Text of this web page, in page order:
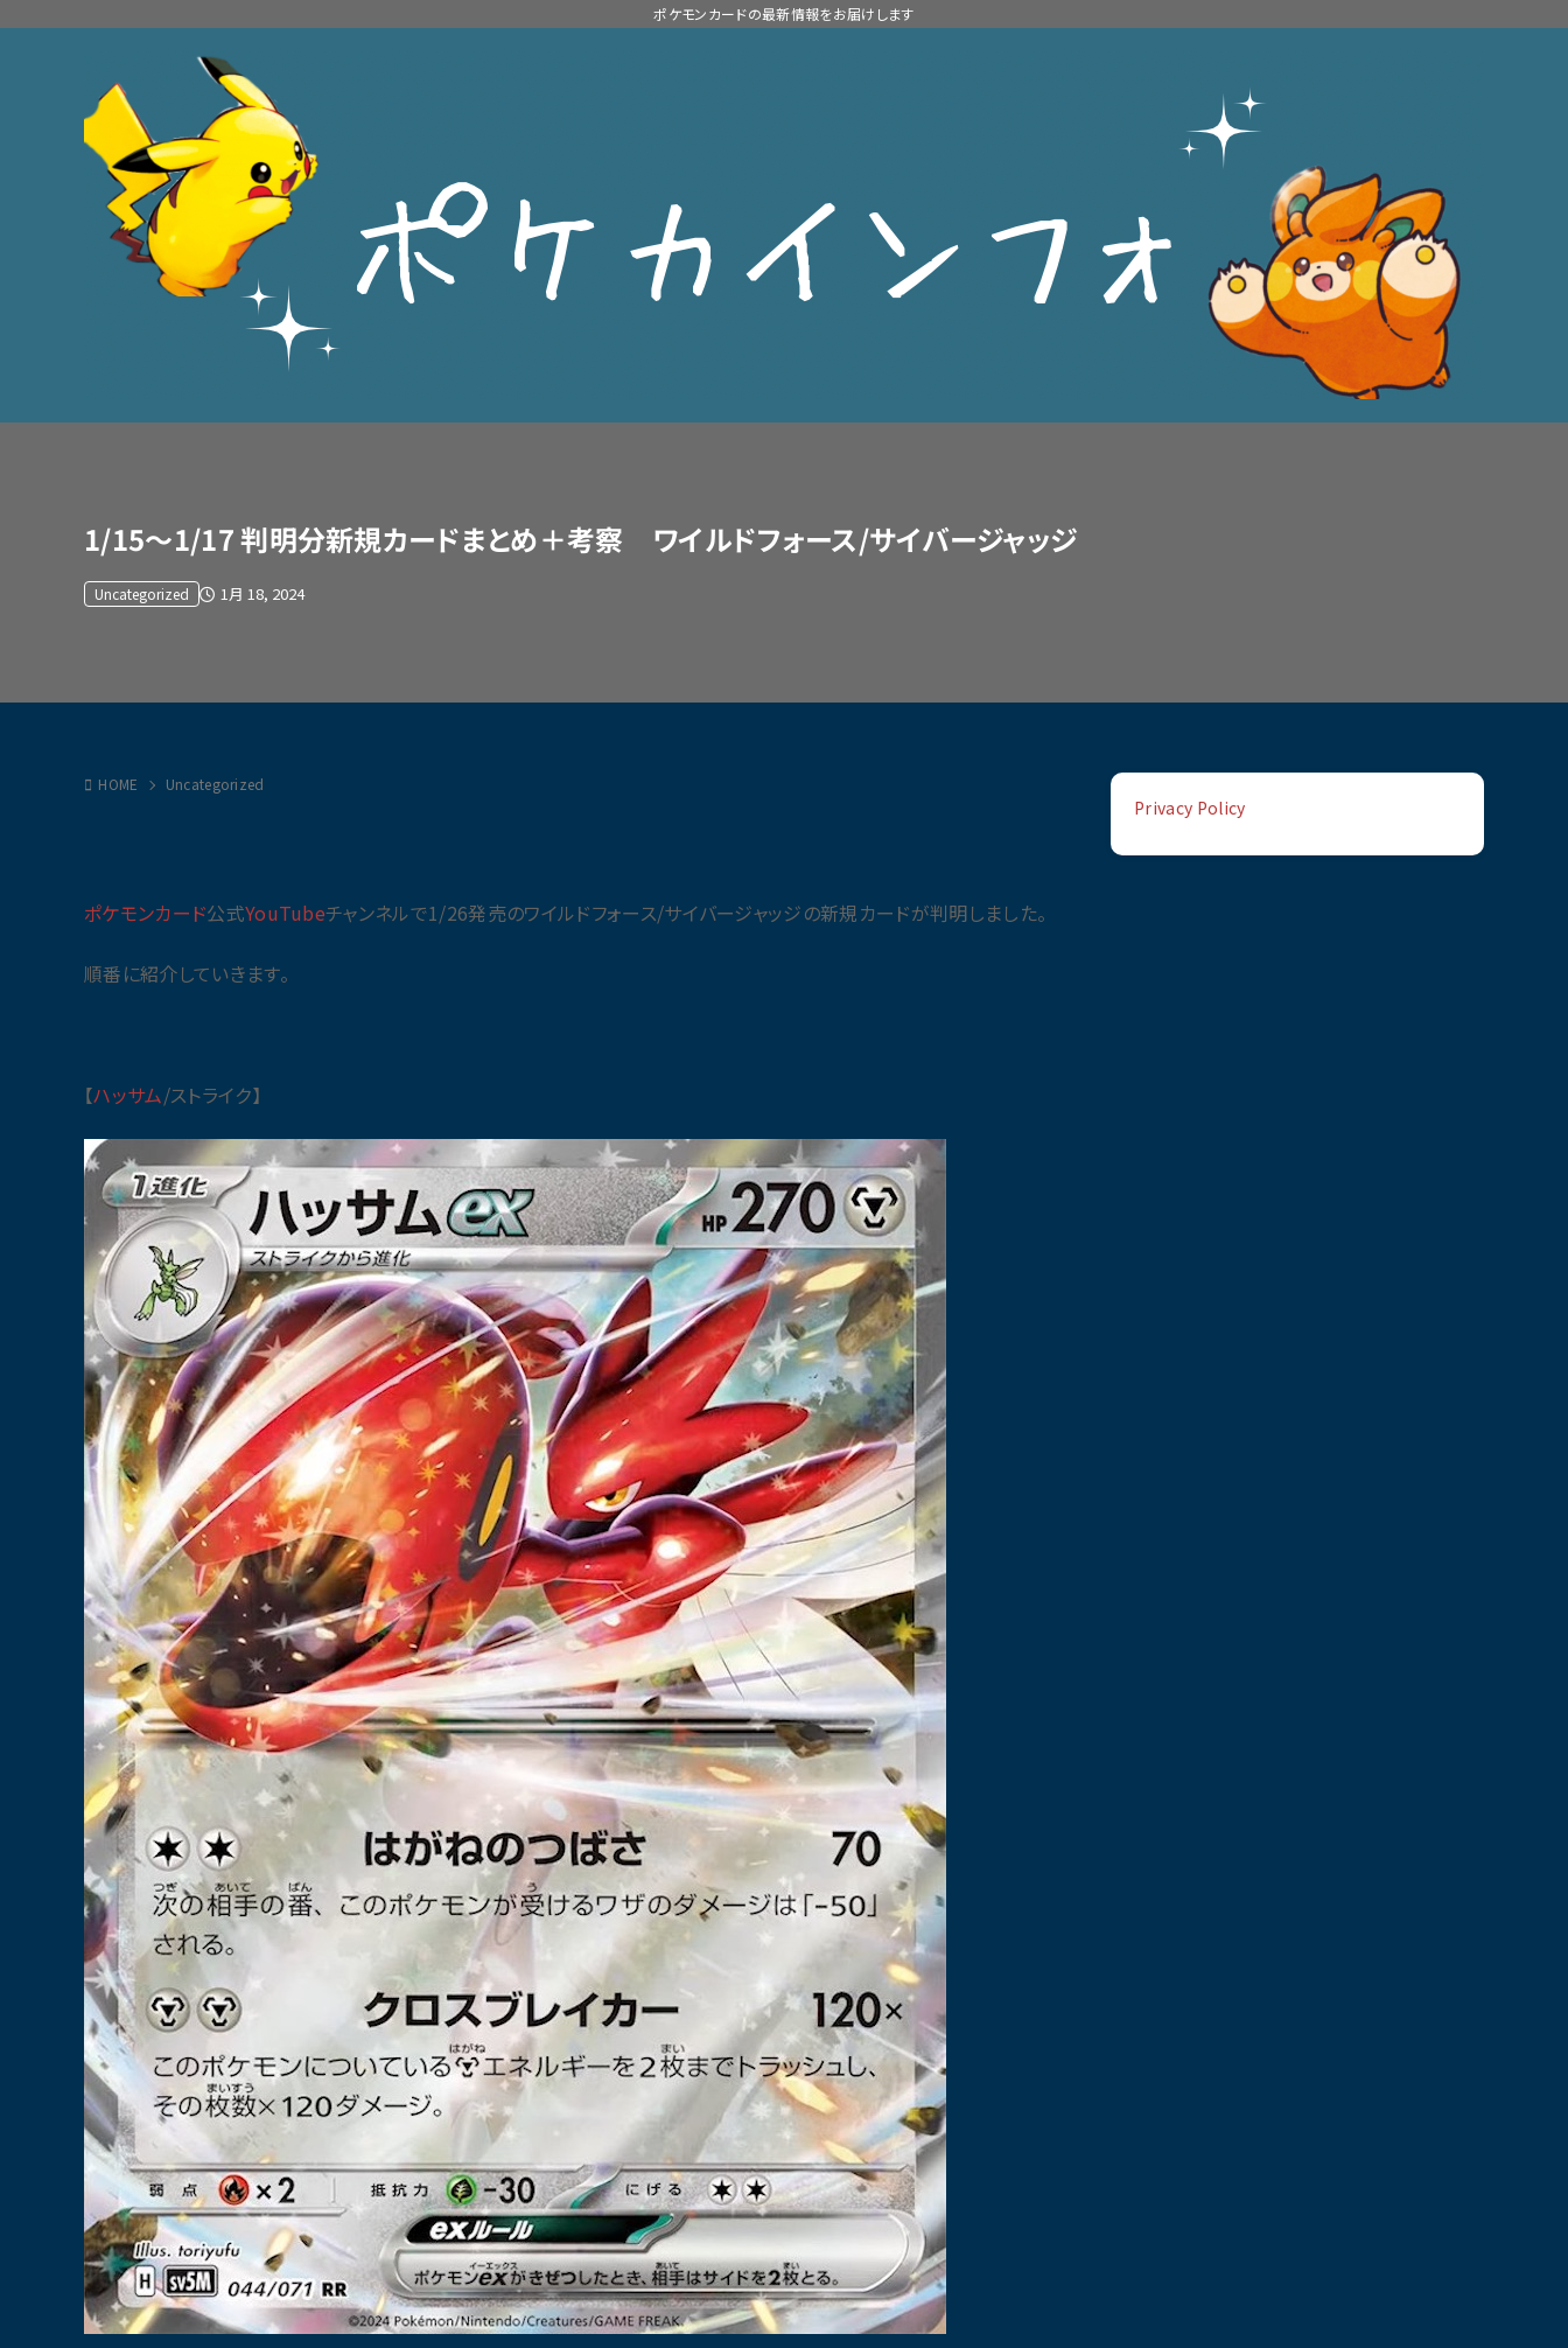
ポケモンカードの最新情報をお届けします
1/15〜1/17 判明分新規カードまとめ＋考察 ワイルドフォース/サイバージャッジ
1月 18, 2024
Uncategorized
HOME Uncategorized
ポケモンカード公式YouTubeチャンネルで1/26発売のワイルドフォース/サイバージャッジの新規カードが判明しました。
順番に紹介していきます。
【ハッサム/ストライク】
Privacy Policy